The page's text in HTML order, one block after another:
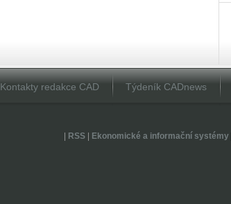
Kontakty redakce CAD Týdeník CADnews
RSS| Ekonomické a informační systémy|